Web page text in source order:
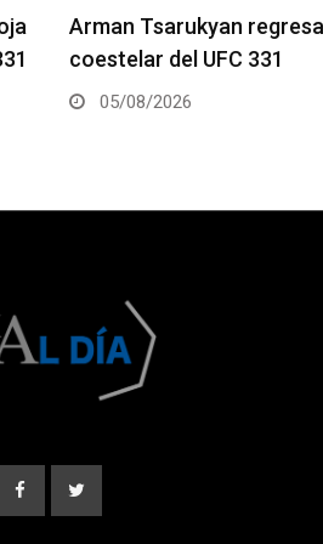
Gable Steveson recibe
UFC 331
05/08/2026